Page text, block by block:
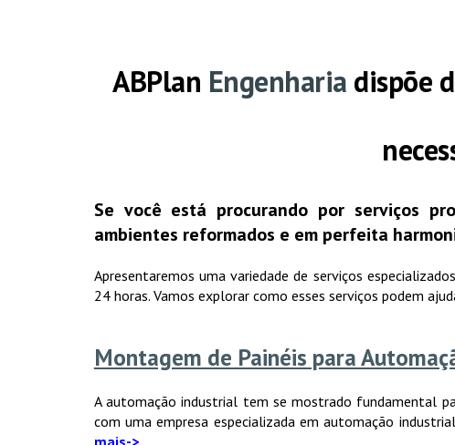
ABPlan Engenharia dispõe
Se você está procurando por serviços
ambientes reformados e em perfeita
Apresentaremos uma variedade de serviços
24 horas. Vamos explorar como esses serviços podem
Montagem de Painéis para
A automação industrial tem se mostrado fundamental
com uma empresa especializada em automação
mais->